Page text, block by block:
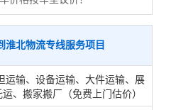
淮北物流专线服务项目
运输、设备运输、大件运输、展
、搬家搬厂（免费上门估价）